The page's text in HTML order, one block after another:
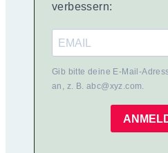
verbessern:
Gib bitte deine E-Mail-
an, z. B. abc@xyz.com.